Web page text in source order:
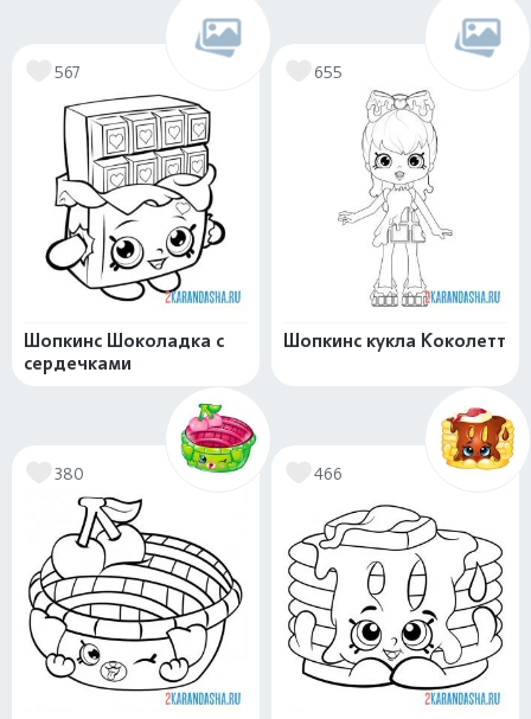
567
Шопкинс Шоколадка с
сердечками
655
Шопкинс кукла Коколетт
380 466